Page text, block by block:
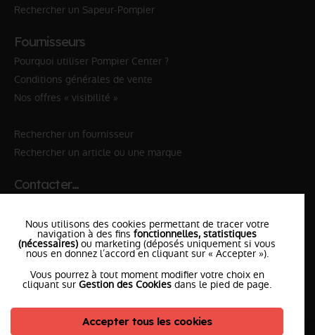
Rechercher un Sapeur-Pompier
Fournisseurs
Pourquoi utiliser Pompier Center ?
Conditions générales de vente
Nos offres « visibilité »
Rechercher un fournisseur
Rechercher un article ou une marque
Contacter…
✆ 18№National Sapeurs-Pompiers
le SDISle plus proche
l'équipePompierCenter
Nous utilisons des cookies permettant de tracer votre
navigation à des fins fonctionnelles, statistiques
(nécessaires) ou marketing (déposés uniquement si vous
nous en donnez l’accord en cliquant sur « Accepter »).
Vous pourrez à tout moment modifier votre choix en
cliquant sur Gestion des Cookies dans le pied de page.
Accepter tous les cookies